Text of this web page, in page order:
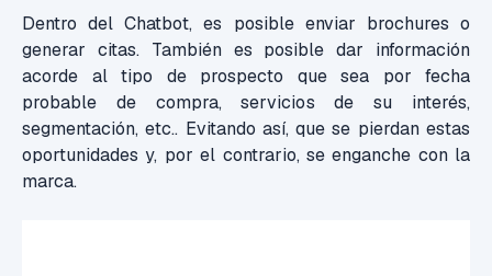
Dentro del Chatbot, es posible enviar brochures o
generar citas. También es posible dar información
acorde al tipo de prospecto que sea por fecha
probable de compra, servicios de su interés,
segmentación, etc.. Evitando así, que se pierdan estas
oportunidades y, por el contrario, se enganche con la
marca.